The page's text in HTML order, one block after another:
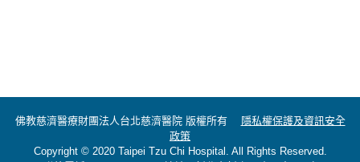
佛教慈濟醫療財團法人台北慈濟醫院 版權所有 隱私權保護及資訊安全
政策
Copyright © 2020 Taipei Tzu Chi Hospital. All Rights Reserved.